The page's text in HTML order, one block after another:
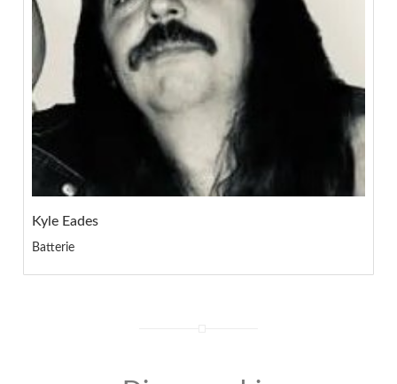
Kyle Eades
Batterie